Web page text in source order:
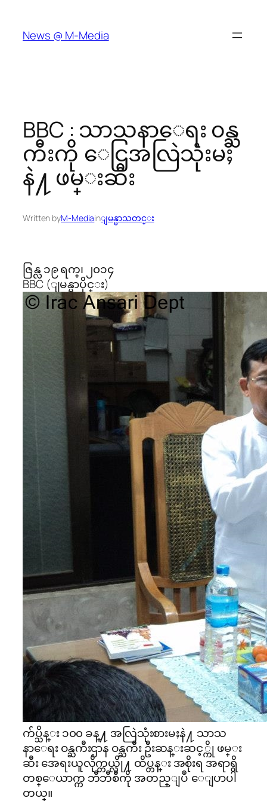
content
News @ M-Media
BBC : သာသနာေရး ၀န္ႀ
ကီးကို ေငြအလြဲသုံးမႈ
နဲ႔ ဖမ္းဆီး
Written byM-Mediainျမန္မာသတင္း
ဇြန္လ ၁၉ ရက္၊ ၂၀၁၄
BBC (ျမန္မာပိုင္း)
က်ပ္သိန္း ၁၀၀ ခန္႔ အလြဲသုံးစားမႈနဲ႔ သာသ
နာေရး ဝန္ႀကီးဌာန ဝန္ႀကီး ဦးဆန္းဆင့္ကို ဖမ္း
ဆီး အေရးယူလိုက္တယ္လို႔ ထိပ္တန္း အစိုးရ အရာရွိ
တစ္ေယာက္က ဘီဘီစီကို အတည္ျပဳ ေျပာပါ
တယ္။